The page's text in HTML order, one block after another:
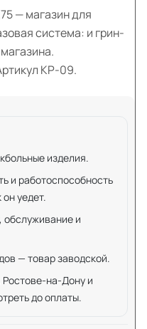
— магазин для
система: и грин-
KP-09.
изделия.
и работоспособность
уедет.
обслуживание и
— товар заводской.
на-Дону и
до оплаты.